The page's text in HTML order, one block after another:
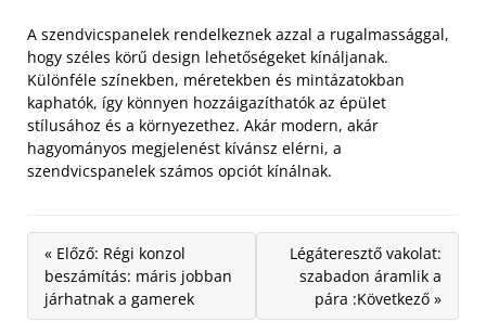
A szendvicspanelek rendelkeznek azzal a rugalmassággal,
hogy széles körű design lehetőségeket kínáljanak.
Különféle színekben, méretekben és mintázatokban
kaphatók, így könnyen hozzáigazíthatók az épület
stílusához és a környezethez. Akár modern, akár
hagyományos megjelenést kívánsz elérni, a
szendvicspanelek számos opciót kínálnak.
« Előző: Régi konzol
beszámítás: máris jobban
járhatnak a gamerek
Légáteresztő vakolat:
szabadon áramlik a
pára :Következő »